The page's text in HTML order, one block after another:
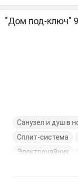
"Дом под-ключ"
Санузел и душ в
Сплит-система
Электрочайник
Кровати